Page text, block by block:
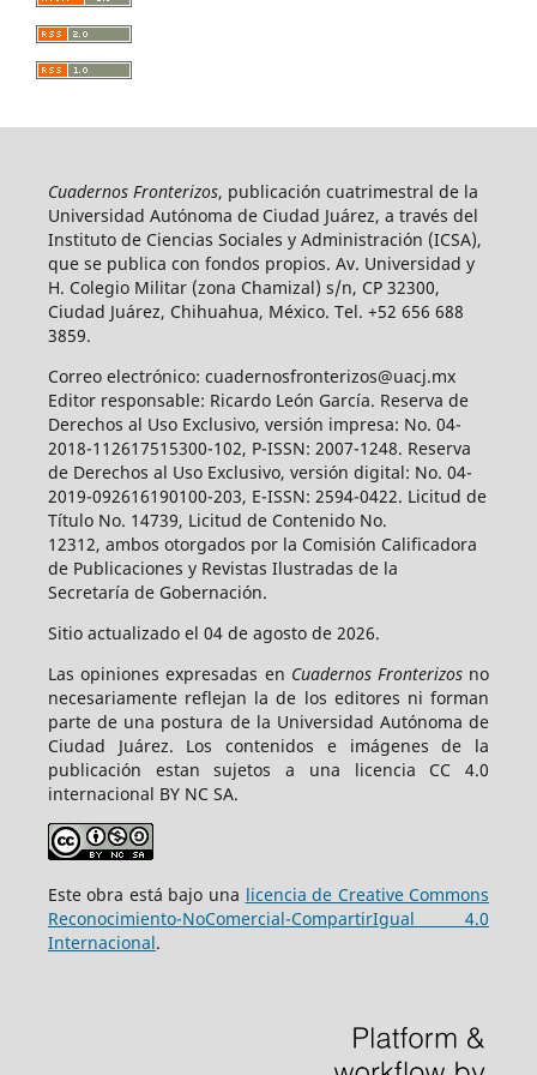
Cuadernos Fronterizos, publicación cuatrimestral de la
Universidad Autónoma de Ciudad Juárez, a través del
Instituto de Ciencias Sociales y Administración (ICSA),
que se publica con fondos propios. Av. Universidad y
H. Colegio Militar (zona Chamizal) s/n, CP 32300,
Ciudad Juárez, Chihuahua, México. Tel. +52 656 688
3859.
Correo electrónico: cuadernosfronterizos@uacj.mx
Editor responsable: Ricardo León García. Reserva de
Derechos al Uso Exclusivo, versión impresa: No. 04-
2018-112617515300-102, P-ISSN: 2007-1248. Reserva
de Derechos al Uso Exclusivo, versión digital: No. 04-
2019-092616190100-203, E-ISSN: 2594-0422. Licitud de
Título No. 14739, Licitud de Contenido No.
12312, ambos otorgados por la Comisión Calificadora
de Publicaciones y Revistas Ilustradas de la
Secretaría de Gobernación.
Sitio actualizado el 04 de agosto de 2026.
Las opiniones expresadas en Cuadernos Fronterizosno
necesariamente reflejan la de los editores ni forman
parte de una postura de la Universidad Autónoma de
Ciudad Juárez. Los contenidos e imágenes de la
publicación estan sujetos a una licencia CC 4.0
internacional BY NC SA.
Este obra está bajo una licencia de Creative Commons
Reconocimiento-NoComercial-CompartirIgual 4.0
Internacional.